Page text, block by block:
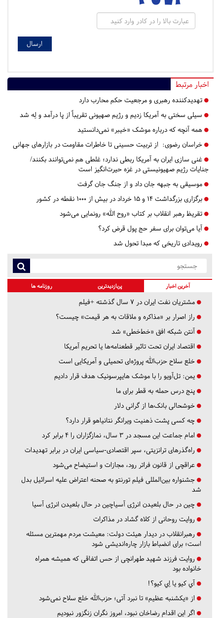
اخبار مرتبط
تهدیدکننده رهبری و مرجعیت حکم محارب دارد
سیلی سختی به آمریکا زدیم و رژیم صهیونی تقریباً از پا درآمد و لِه شد
همه آنچه که درباره موشک «خیبر» نمی‌دانستید
خراسان رضوی: از تربیت حسینی تا خاطرات مقاومت در بازارهای جهانی
غنی سازی ایران به آمریکا ربطی ندارد؛ غلطی هم‌ نمی‌توانند بکنند/
جنایات رژیم صهیونیستی در غزه حیرت‌انگیز است
موسیقی به جبهه جان داد و از جنگ جان گرفت
برگزاری بزرگداشت ۱۴ و ۱۵ خرداد در بیش از ۱۰۰۰ نقطه در کشور
تقریظ رهبر انقلاب بر کتاب «روح الله» رونمایی می‌شود
آیا می‌توان برای سفر حج پول قرض کرد؟
رویدادی تاریخی که مبدا تحول‌ شد
آخرین اخبار پربازدیدترین روزنامه ها
مشتریان نفت ایران در ۷ سال گذشته +فیلم
راز اصرار بر «مذاکره و ملاقات به هر قیمت» چیست؟
آنتن شبکه افق «خط‌خطی» شد
اقتصاد ایران تحت تاثیر قطعنامه‌ها یا تحریم‌ آمریکا
خلع سلاح حزب‌الله پروژه‌ای تحمیلی و آمریکایی است
یمن: تل‌آویو را با موشک هایپرسونیک هدف قرار دادیم
پنج درس‌ حمله به قطر برای ما
خوشحالی بانک‌ها از گرانی دلار
چه کسی پشت ذهنیت ویرانگر نتانیاهو قرار دارد؟
امام جماعت این مسجد در ۳ سال، نمازگزاران را ۴ برابر کرد
راه‌گذرهای ترانزیتی، سپر اقتصادی-سیاسی ایران در برابر تهدیدات
عراقچی از قانون فراتر رود، مجازات و استیضاح می‌شود
جشنواره بین‌المللی فیلم تورنتو به صحنه اعتراض علیه اسرائیل بدل
شد
چین در حال بلعیدن انرژی آسیاچین در حال بلعیدن انرژی آسیا
روایت روحانی از کلاه گشاد در مذاکرات
رهبرانقلاب در دیدار هیئت دولت: معیشت مردم مهمترین مسئله
است؛ برای انضباط بازار چاره‌اندیشی شود
روایت فرزند شهید طهرانچی از حس اتفاقی که همیشه همراه
خانواده بود
آي كيو يا اِي كيو؟!
از «یکشنبه عظیم» تا نبرد آتی؛ حزب‌الله خلع سلاح نمی‌شود
اگر این اقدام رضاخان نبود، امروز نگران زنگزور نبودیم